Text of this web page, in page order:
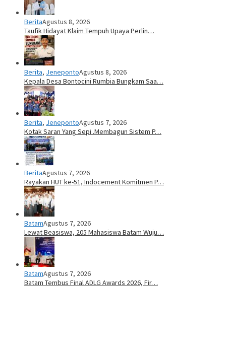
BeritaAgustus 8, 2026
Taufik Hidayat Klaim Tempuh Upaya Perlin…
Berita, JenepontoAgustus 8, 2026
Kepala Desa Bontocini Rumbia Bungkam Saa…
Berita, JenepontoAgustus 7, 2026
Kotak Saran Yang Sepi .Membagun Sistem P…
BeritaAgustus 7, 2026
Rayakan HUT ke-51, Indocement Komitmen P…
BatamAgustus 7, 2026
Lewat Beasiswa, 205 Mahasiswa Batam Wuju…
BatamAgustus 7, 2026
Batam Tembus Final ADLG Awards 2026, Fir…